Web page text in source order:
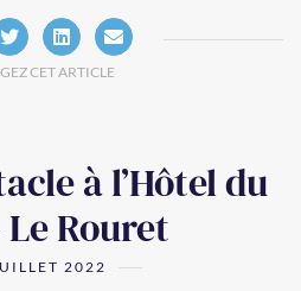
CET ARTICLE
à l’Hôtel du
Le Rouret
2022